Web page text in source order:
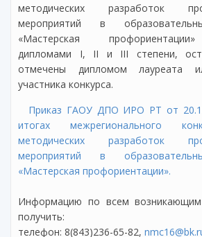
методических разработок
мероприятий в
«Мастерская
дипломами I, II и III степени,
отмечены дипломом лауреата
участника конкурса.
Приказ ГАОУ ДПО ИРО РТ от
итогах межрегионального
методических разработок
мероприятий в
«Мастерская профориентации».
Информацию по всем
получить:
телефон: 8(843)236-65-82,